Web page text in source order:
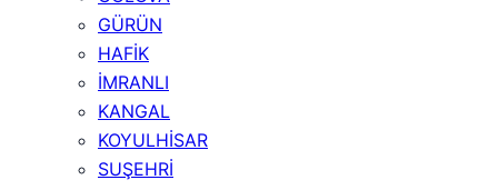
GÜRÜN
HAFİK
İMRANLI
KANGAL
KOYULHİSAR
SUŞEHRİ